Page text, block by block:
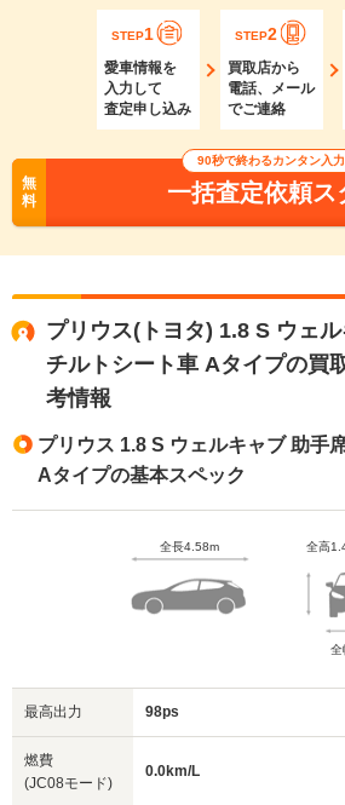
STEP1
愛車情報を
入力して
査定申し込み
STEP2
買取店から
電話、メール
でご連絡
無
料
90秒で終わるカンタン入力
一括査定依頼ス
プリウス(トヨタ) 1.8 S ウェ
チルトシート車 Aタイプの買
考情報
プリウス 1.8 S ウェルキャブ 助手
Aタイプの基本スペック
全長4.58m 全高
全
最高出力 98ps
燃費
(JC08モード)
0.0km/L